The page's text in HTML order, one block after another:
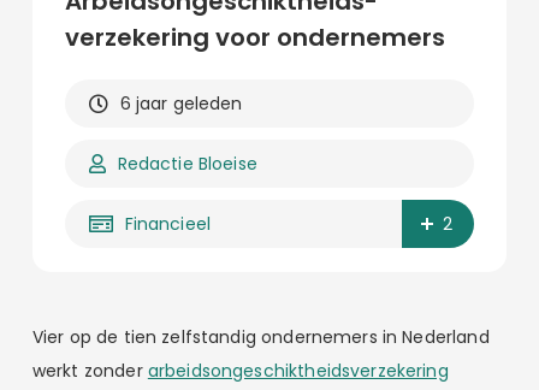
verzekering voor ondernemers
6 jaar geleden
Redactie Bloeise
Financieel 2
Vier op de tien zelfstandig ondernemers in Nederland
werkt zonder arbeidsongeschiktheidsverzekering